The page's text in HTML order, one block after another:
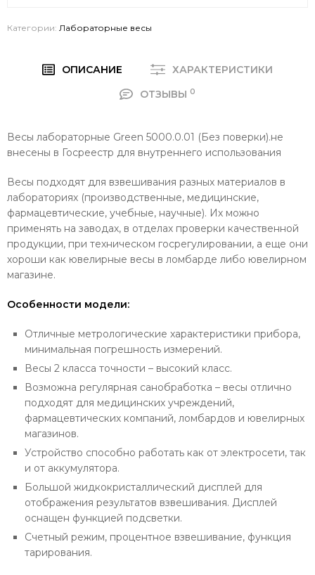
Категории: Лабораторные весы
ОПИСАНИЕ
ХАРАКТЕРИСТИКИ
ОТЗЫВЫ 0
Весы лабораторные Green 5000.0.01 (Без поверки).не
внесены в Госреестр для внутреннего использования
Весы подходят для взвешивания разных материалов в
лабораториях (производственные, медицинские,
фармацевтические, учебные, научные). Их можно
применять на заводах, в отделах проверки качественной
продукции, при техническом госрегулировании, а еще они
хороши как ювелирные весы в ломбарде либо ювелирном
магазине.
Особенности модели:
Отличные метрологические характеристики прибора,
минимальная погрешность измерений.
Весы 2 класса точности – высокий класс.
Возможна регулярная санобработка – весы отлично
подходят для медицинских учреждений,
фармацевтических компаний, ломбардов и ювелирных
магазинов.
Устройство способно работать как от электросети, так
и от аккумулятора.
Большой жидкокристаллический дисплей для
отображения результатов взвешивания. Дисплей
оснащен функцией подсветки.
Счетный режим, процентное взвешивание, функция
тарирования.